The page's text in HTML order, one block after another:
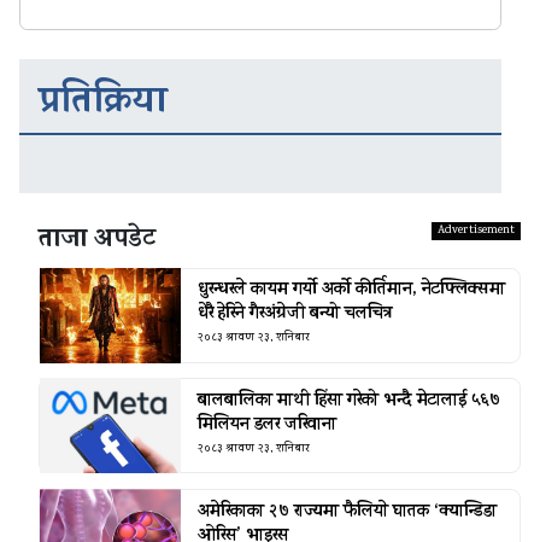
प्रतिक्रिया
ताजा अपडेट
धुरन्धरले कायम गर्यो अर्को कीर्तिमान, नेटफ्लिक्समा
धेरै हेरिने गैरअंग्रेजी बन्यो चलचित्र
२०८३ श्रावण २३, शनिबार
बालबालिका माथी हिंसा गरेको भन्दै मेटालाई ५६७
मिलियन डलर जरिवाना
२०८३ श्रावण २३, शनिबार
अमेरिकाका २७ राज्यमा फैलियाे घातक ‘क्यान्डिडा
ओरिस’ भाइरस